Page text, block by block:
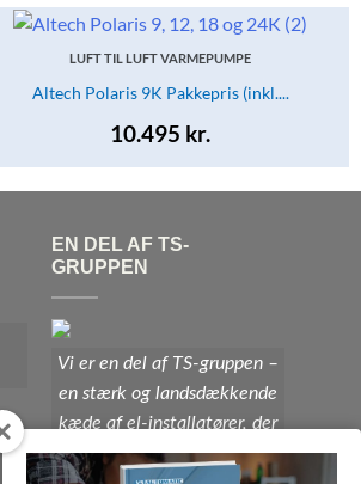
LUFT TIL LUFT VARMEPUMPE
Altech Polaris 9K Pakkepris (inkl....
10.495 kr.
EN DEL AF TS-
GRUPPEN
Vi er en del af TS-gruppen –
en stærk og landsdækkende
kæde af el-installatører, der
er opdaterede med den sidste